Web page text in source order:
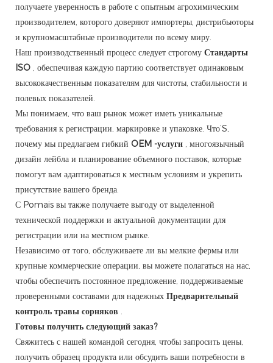
получаете уверенность в работе с опытным агрохимическим
производителем, которого доверяют импортеры, дистрибьюторы
и крупномасштабные производители по всему миру.
Наш производственный процесс следует строгому Стандарты
ISO , обеспечивая каждую партию соответствует одинаковым
высококачественным показателям для чистоты, стабильности и
полевых показателей.
Мы понимаем, что ваш рынок может иметь уникальные
требования к регистрации, маркировке и упаковке. Что’S,
почему мы предлагаем гибкий OEM -услуги , многоязычный
дизайн лейбла и планирование объемного поставок, которые
помогут вам адаптироваться к местным условиям и укрепить
присутствие вашего бренда.
С Pomais вы также получаете выгоду от выделенной
технической поддержки и актуальной документации для
регистрации или на местном рынке.
Независимо от того, обслуживаете ли вы мелкие фермы или
крупные коммерческие операции, вы можете полагаться на нас,
чтобы обеспечить постоянное предложение, поддерживаемые
проверенными составами для надежных Предварительный
контроль травы сорняков .
Готовы получить следующий заказ?
Свяжитесь с нашей командой сегодня, чтобы запросить цены,
получить образец продукта или обсудить ваши потребности в